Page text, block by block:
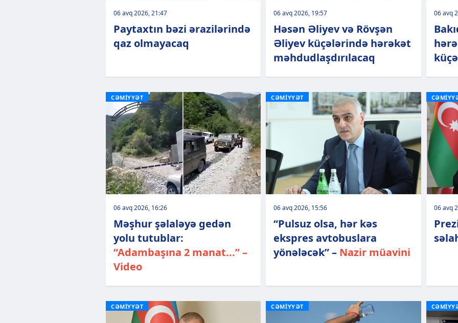
06 avq 2026, 21:47
Paytaxtın bəzi ərazilərində
qaz olmayacaq
06 avq 2026, 19:57
Həsən Əliyev və Rövşən
Əliyev küçələrində hərəkət
məhdudlaşdırılacaq
06 avq
CƏMİYYƏT
06 avq 2026, 16:26
Məşhur şəlaləyə gedən
yolu tutublar:
“Adambaşına 2 manat...” –
Video
CƏMİYYƏT
06 avq 2026, 15:56
“Pulsuz olsa, hər kəs
ekspres avtobuslara
yönələcək” – Nazir müavini
06 avq
CƏMİYYƏT CƏMİYYƏT